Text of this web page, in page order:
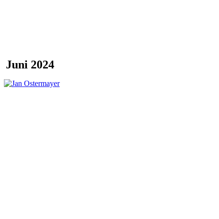
Juni 2024